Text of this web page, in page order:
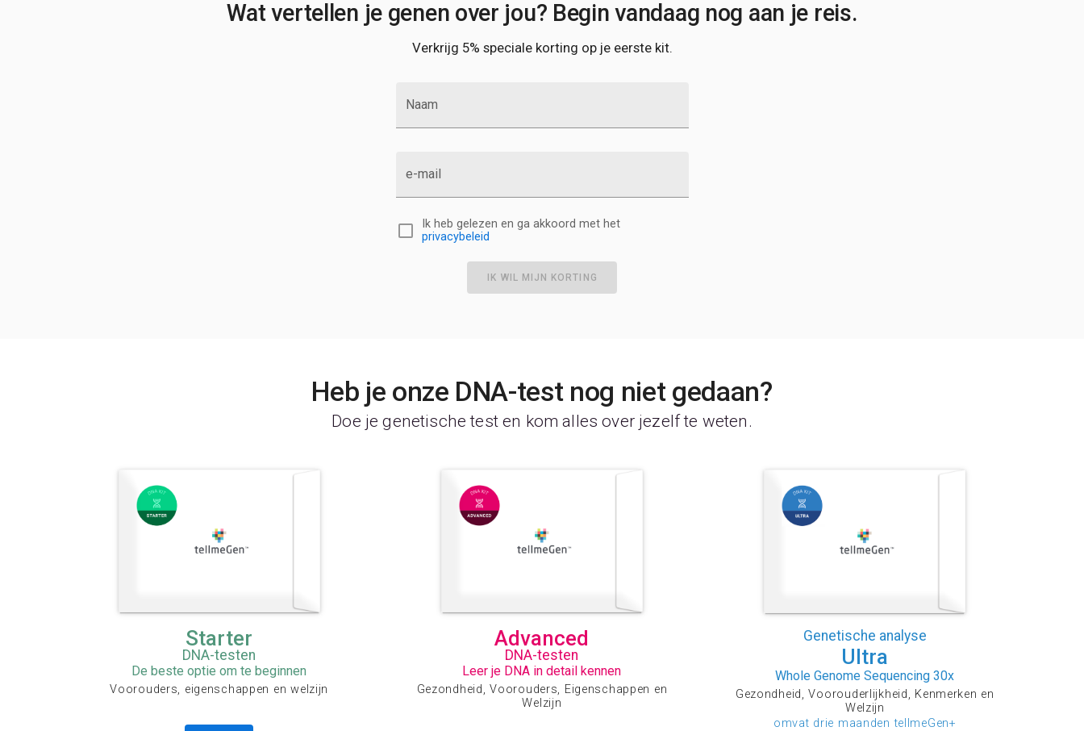
Wat vertellen je genen over jou? Begin vandaag nog aan je reis.
Verkrijg 5% speciale korting op je eerste kit.
Naam
e-mail
Ik heb gelezen en ga akkoord met het
privacybeleid
IK WIL MIJN KORTING
Heb je onze DNA-test nog niet gedaan?
Doe je genetische test en kom alles over jezelf te weten.
Starter
DNA-testen
De beste optie om te beginnen
Voorouders, eigenschappen en welzijn
Advanced
DNA-testen
Leer je DNA in detail kennen
Gezondheid, Voorouders, Eigenschappen en
Welzijn
Genetische analyse
Ultra
Whole Genome Sequencing 30x
Gezondheid, Voorouderlijkheid, Kenmerken en
Welzijn
omvat drie maanden tellmeGen+